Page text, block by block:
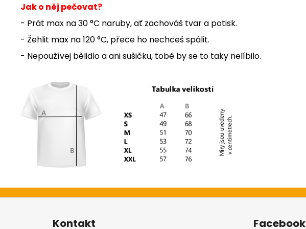
Jak o něj pečovat?
- Prát max na 30 °C naruby, ať zachováš tvar a potisk.
- Žehlit max na 120 °C, přece ho nechceš spálit.
- Nepoužívej bělidlo a ani sušičku, tobě by se to taky nelíbilo.
Z
Kontakt Facebook